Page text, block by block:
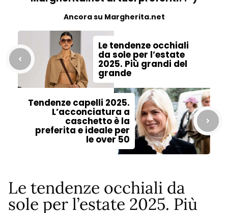
Ancora su Margherita.net
Le tendenze occhiali
da sole per l’estate
2025. Più grandi del
grande
Tendenze capelli 2025.
L’acconciatura a
caschetto è la
preferita e ideale per
le over 50
Le tendenze occhiali da
sole per l’estate 2025. Più